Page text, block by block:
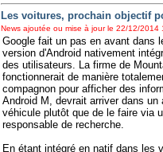
Les voitures, prochain objectif
News ajoutée ou mise à jour le 22/12/2014
Google fait un pas en avant dans
version d'Android nativement
des utilisateurs. La firme de
fonctionnerait de manière
compagnon pour afficher des
Android M, devrait arriver dans
véhicule plutôt que de le faire via
responsable de recherche.
En étant intégré en natif dans les